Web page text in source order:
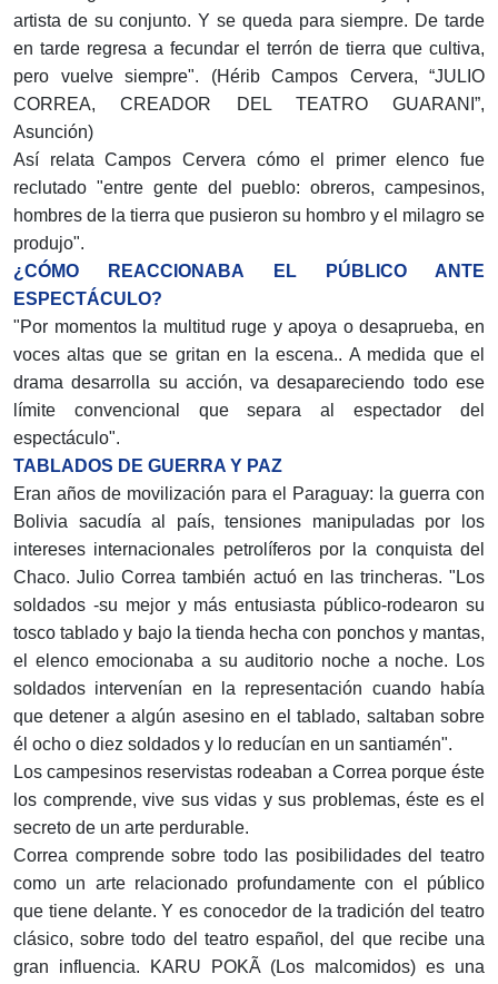
artista de su conjunto. Y se queda para siempre. De tarde
en tarde regresa a fecundar el terrón de tierra que cultiva,
pero vuelve siempre". (Hérib Campos Cervera, “JULIO
CORREA, CREADOR DEL TEATRO GUARANI”,
Asunción)
Así relata Campos Cervera cómo el primer elenco fue
reclutado "entre gente del pueblo: obreros, campesinos,
hombres de la tierra que pusieron su hombro y el milagro se
produjo".
¿CÓMO REACCIONABA EL PÚBLICO ANTE
ESPECTÁCULO?
"Por momentos la multitud ruge y apoya o desaprueba, en
voces altas que se gritan en la escena.. A medida que el
drama desarrolla su acción, va desapareciendo todo ese
límite convencional que separa al espectador del
espectáculo".
TABLADOS DE GUERRA Y PAZ
Eran años de movilización para el Paraguay: la guerra con
Bolivia sacudía al país, tensiones manipuladas por los
intereses internacionales petrolíferos por la conquista del
Chaco. Julio Correa también actuó en las trincheras. "Los
soldados -su mejor y más entusiasta público-rodearon su
tosco tablado y bajo la tienda hecha con ponchos y mantas,
el elenco emocionaba a su auditorio noche a noche. Los
soldados intervenían en la representación cuando había
que detener a algún asesino en el tablado, saltaban sobre
él ocho o diez soldados y lo reducían en un santiamén".
Los campesinos reservistas rodeaban a Correa porque éste
los comprende, vive sus vidas y sus problemas, éste es el
secreto de un arte perdurable.
Correa comprende sobre todo las posibilidades del teatro
como un arte relacionado profundamente con el público
que tiene delante. Y es conocedor de la tradición del teatro
clásico, sobre todo del teatro español, del que recibe una
gran influencia. KARU POKÃ (Los malcomidos) es una